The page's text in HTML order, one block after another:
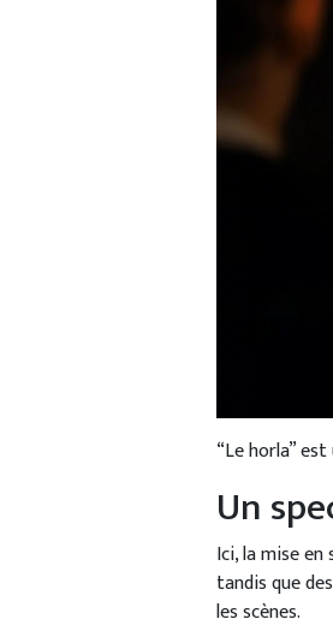
“Le horla”
Un
Ici, la mise
tandis que des
les scènes.